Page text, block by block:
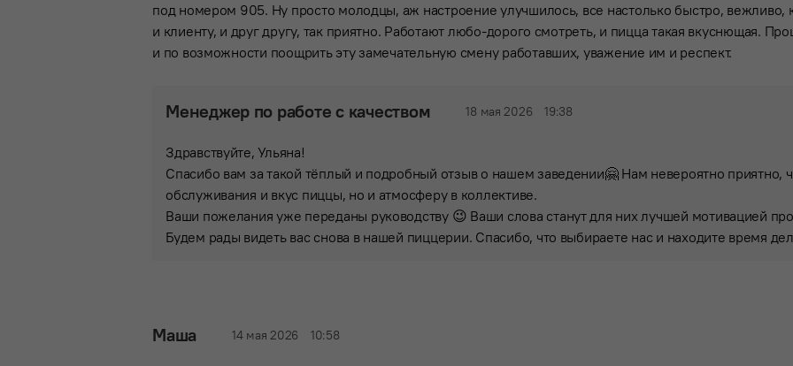
под номером 905. Ну просто молодцы, аж настроение улучшилось, все настолько быстро, вежливо,
и клиенту, и друг другу, так приятно. Работают любо-дорого смотреть, и пицца такая вкуснющая.
и по возможности поощрить эту замечательную смену работавших, уважение им и респект.
Менеджер по работе с качеством 18 мая 2026 19:38
Здравствуйте, Ульяна!
Спасибо вам за такой тёплый и подробный отзыв о нашем заведении🤗 Нам невероятно приятно,
обслуживания и вкус пиццы, но и атмосферу в коллективе.
Ваши пожелания уже переданы руководству 😉 Ваши слова станут для них лучшей мотивацией
Будем рады видеть вас снова в нашей пиццерии. Спасибо, что выбираете нас и находите время
Маша 14 мая 2026 10:58